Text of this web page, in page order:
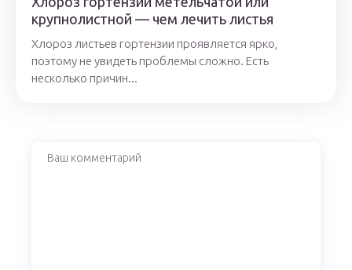
крупнолистной — чем лечить листья
Хлороз листьев гортензии проявляется ярко,
поэтому не увидеть проблемы сложно. Есть
несколько причин...